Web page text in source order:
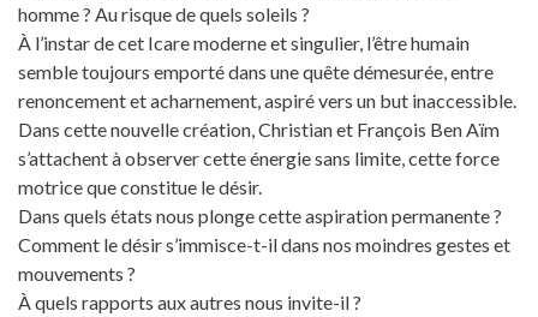
homme ? Au risque de quels soleils ?
À l’instar de cet Icare moderne et singulier, l’être humain
semble toujours emporté dans une quête démesurée, entre
renoncement et acharnement, aspiré vers un but inaccessible.
Dans cette nouvelle création, Christian et François Ben Aïm
s’attachent à observer cette énergie sans limite, cette force
motrice que constitue le désir.
Dans quels états nous plonge cette aspiration permanente ?
Comment le désir s’immisce-t-il dans nos moindres gestes et
mouvements ?
À quels rapports aux autres nous invite-il ?